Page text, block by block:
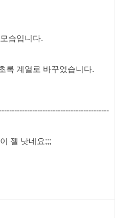
습입니다.
록 계열로 바꾸었습니다.
젤 낫네요;;;